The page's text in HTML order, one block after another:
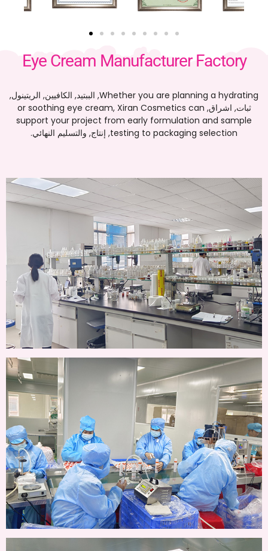
Eye Cream Manufacturer Factory
Whether you are planning a hydrating, الببتيد, الكافيين, الريتينول,
ثبات, اشراق,
or soothing eye cream ,Xiran Cosmetics can
support your project from early formulation and sample
testing to packaging selection, إنتاج, والتسليم النهائي.